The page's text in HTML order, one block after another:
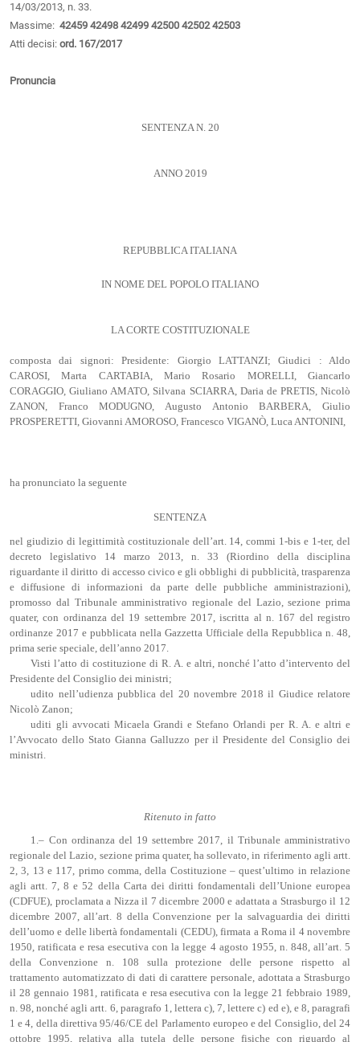
14/03/2013, n. 33.
Massime: 42459 42498 42499 42500 42502 42503
Atti decisi: ord. 167/2017
Pronuncia
SENTENZA N. 20
ANNO 2019
REPUBBLICA ITALIANA
IN NOME DEL POPOLO ITALIANO
LA CORTE COSTITUZIONALE
composta dai signori: Presidente: Giorgio LATTANZI; Giudici : Aldo
CAROSI, Marta CARTABIA, Mario Rosario MORELLI, Giancarlo
CORAGGIO, Giuliano AMATO, Silvana SCIARRA, Daria de PRETIS, Nicolò
ZANON, Franco MODUGNO, Augusto Antonio BARBERA, Giulio
PROSPERETTI, Giovanni AMOROSO, Francesco VIGANÒ, Luca ANTONINI,
ha pronunciato la seguente
SENTENZA
nel giudizio di legittimità costituzionale dell’art. 14, commi 1-bis e 1-ter, del
decreto legislativo 14 marzo 2013, n. 33 (Riordino della disciplina
riguardante il diritto di accesso civico e gli obblighi di pubblicità, trasparenza
e diffusione di informazioni da parte delle pubbliche amministrazioni),
promosso dal Tribunale amministrativo regionale del Lazio, sezione prima
quater, con ordinanza del 19 settembre 2017, iscritta al n. 167 del registro
ordinanze 2017 e pubblicata nella Gazzetta Ufficiale della Repubblica n. 48,
prima serie speciale, dell’anno 2017.
Visti l’atto di costituzione di R. A. e altri, nonché l’atto d’intervento del
Presidente del Consiglio dei ministri;
udito nell’udienza pubblica del 20 novembre 2018 il Giudice relatore
Nicolò Zanon;
uditi gli avvocati Micaela Grandi e Stefano Orlandi per R. A. e altri e
l’Avvocato dello Stato Gianna Galluzzo per il Presidente del Consiglio dei
ministri.
Ritenuto in fatto
1.– Con ordinanza del 19 settembre 2017, il Tribunale amministrativo
regionale del Lazio, sezione prima quater, ha sollevato, in riferimento agli artt.
2, 3, 13 e 117, primo comma, della Costituzione – quest’ultimo in relazione
agli artt. 7, 8 e 52 della Carta dei diritti fondamentali dell’Unione europea
(CDFUE), proclamata a Nizza il 7 dicembre 2000 e adattata a Strasburgo il 12
dicembre 2007, all’art. 8 della Convenzione per la salvaguardia dei diritti
dell’uomo e delle libertà fondamentali (CEDU), firmata a Roma il 4 novembre
1950, ratificata e resa esecutiva con la legge 4 agosto 1955, n. 848, all’art. 5
della Convenzione n. 108 sulla protezione delle persone rispetto al
trattamento automatizzato di dati di carattere personale, adottata a Strasburgo
il 28 gennaio 1981, ratificata e resa esecutiva con la legge 21 febbraio 1989,
n. 98, nonché agli artt. 6, paragrafo 1, lettera c), 7, lettere c) ed e), e 8, paragrafi
1 e 4, della direttiva 95/46/CE del Parlamento europeo e del Consiglio, del 24
ottobre 1995, relativa alla tutela delle persone fisiche con riguardo al